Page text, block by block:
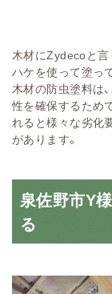
木材にZydecoと
ハケを使って塗っ
木材の防虫塗料は
性を確保するため
れると様々な劣化
があります。
泉佐野市Y
る